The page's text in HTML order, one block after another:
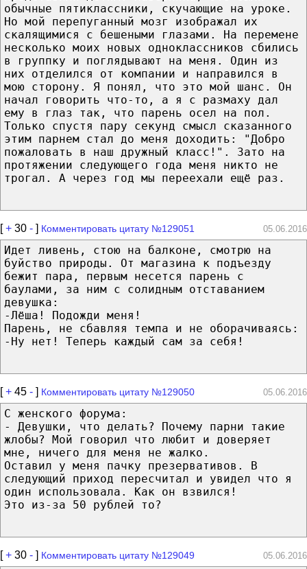
обычные пятиклассники, скучающие на уроке.
Но мой перепуганный мозг изображал их
скалящимися с бешеными глазами. На перемене
несколько моих новых одноклассников сбились
в группку и поглядывают на меня. Один из
них отделился от компании и направился в
мою сторону. Я понял, что это мой шанс. Он
начал говорить что-то, а я с размаху дал
ему в глаз так, что парень осел на пол.
Только спустя пару секунд смысл сказанного
этим парнем стал до меня доходить: "Добро
пожаловать в наш дружный класс!". Зато на
протяжении следующего года меня никто не
трогал. А через год мы переехали ещё раз.
[+ 30 - ] Комментировать цитату №129051 05.06.2016
Идет ливень, стою на балконе, смотрю на
буйство природы. От магазина к подъезду
бежит пара, первым несется парень с
баулами, за ним с солидным отставанием
девушка:
-Лёша! Подожди меня!
Парень, не сбавляя темпа и не оборачиваясь:
-Ну нет! Теперь каждый сам за себя!
[+ 45 - ] Комментировать цитату №129050 05.06.2016
С женского форума:
- Девушки, что делать? Почему парни такие
жлобы? Мой говорил что любит и доверяет
мне, ничего для меня не жалко.
Оставил у меня пачку презервативов. В
следующий приход пересчитал и увидел что я
один использовала. Как он взвился!
Это из-за 50 рублей то?
[+ 30 - ] Комментировать цитату №129049 05.06.2016